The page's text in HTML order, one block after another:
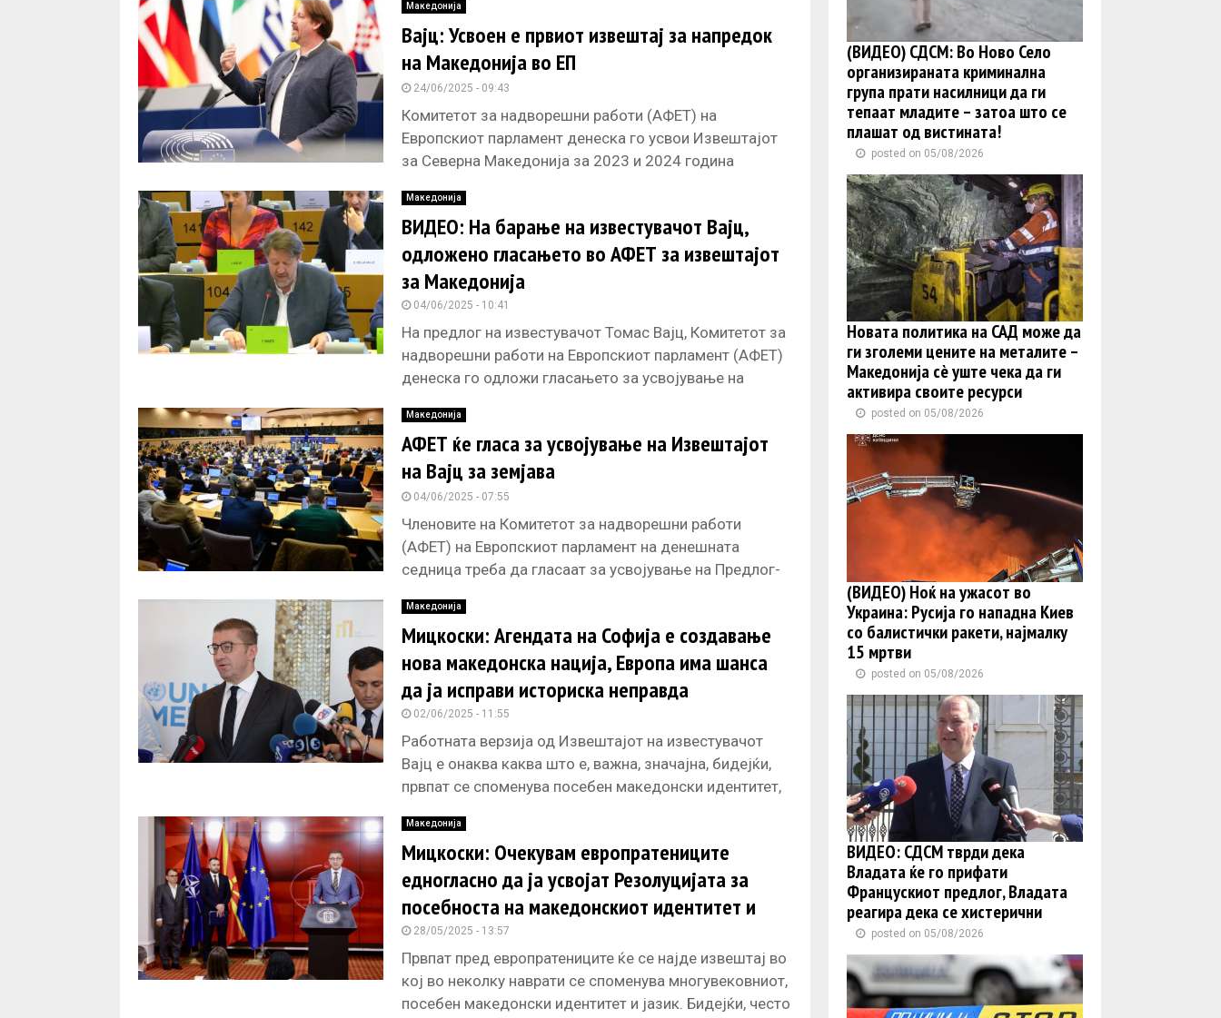
Македонија
Вајц: Усвоен е првиот извештај за напредок
на Македонија во ЕП
24/06/2025 - 09:43
Комитетот за надворешни работи (АФЕТ) на
Европскиот парламент денеска го усвои Извештајот
за Северна Македонија за 2023 и 2024 година
Македонија
ВИДЕО: На барање на известувачот Вајц,
одложено гласањето во АФЕТ за извештајот
за Македонија
04/06/2025 - 10:41
На предлог на известувачот Томас Вајц, Комитетот за
надворешни работи на Европскиот парламент (АФЕТ)
денеска го одложи гласањето за усвојување на
Македонија
АФЕТ ќе гласа за усвојување на Извештајот
на Вајц за земјава
04/06/2025 - 07:55
Членовите на Комитетот за надворешни работи
(АФЕТ) на Европскиот парламент на денешната
седница треба да гласаат за усвојување на Предлог-
Македонија
Мицкоски: Агендата на Софија е создавање
нова македонска нација, Европа има шанса
да ја исправи историска неправда
02/06/2025 - 11:55
Работната верзија од Извештајот на известувачот
Вајц е онаква каква што е, важна, значајна, бидејќи,
првпат се споменува посебен македонски идентитет,
Македонија
Мицкоски: Очекувам европратениците
едногласно да ја усвојат Резолуцијата за
посебноста на македонскиот идентитет и
јазик
28/05/2025 - 13:57
Првпат пред европратениците ќе се најде извештај во
кој во неколку наврати се споменува многувековниот,
посебен македонски идентитет и јазик. Бидејќи, често
(ВИДЕО) СДСМ: Во Ново Село
организираната криминална
група прати насилници да ги
тепаат младите – затоа што се
плашат од вистината!
posted on 05/08/2026
Новата политика на САД може да
ги зголеми цените на металите –
Македонија сè уште чека да ги
активира своите ресурси
posted on 05/08/2026
(ВИДЕО) Ноќ на ужасот во
Украина: Русија го нападна Киев
со балистички ракети, најмалку
15 мртви
posted on 05/08/2026
ВИДЕО: СДСМ тврди дека
Владата ќе го прифати
Францускиот предлог, Владата
реагира дека се хистерични
posted on 05/08/2026